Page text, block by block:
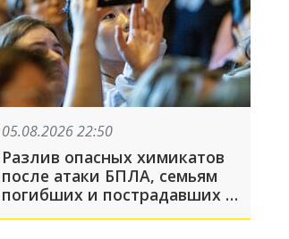
05.08.2026 22:50
Разлив опасных химикатов
после атаки БПЛА, семьям
погибших и пострадавших в
Архипо-Осиповке помогут